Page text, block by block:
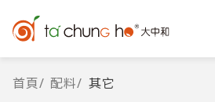
首頁/ 配料/ 其它